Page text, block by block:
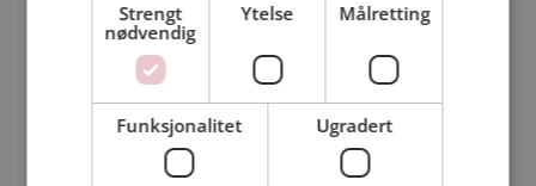
Jeg er en: Kvinne
Min alder:
Strengt
nødvendig
Ytelse Målretting
Funksjonalitet Ugradert